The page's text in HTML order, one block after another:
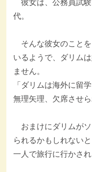
彼女は、公務員試
代。
そんな彼女のことを
いるようで、ダリム
ません。
「ダリムは海外に留
無理矢理、欠席させら
おまけにダリムが
られるかもしれない
一人で旅行に行かされ